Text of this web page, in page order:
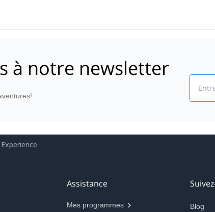
à notre newsletter
Assistance
Mes programmes Blog